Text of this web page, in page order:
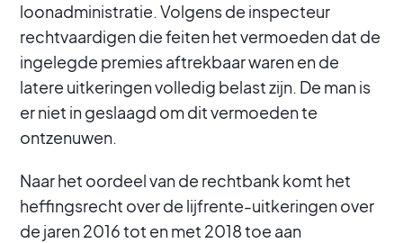
loonadministratie. Volgens de inspecteur
rechtvaardigen die feiten het vermoeden dat de
ingelegde premies aftrekbaar waren en de
latere uitkeringen volledig belast zijn. De man is
er niet in geslaagd om dit vermoeden te
ontzenuwen.
Naar het oordeel van de rechtbank komt het
heffingsrecht over de lijfrente-uitkeringen over
de jaren 2016 tot en met 2018 toe aan